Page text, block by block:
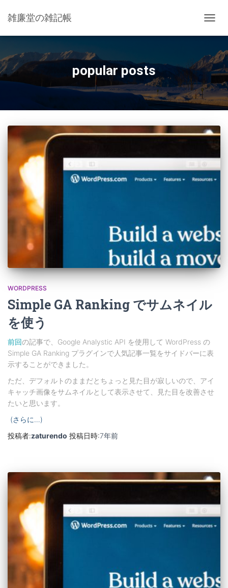
雑廉堂の雑記帳
ビ
ー
シ
ョ
ン
を
切
え
popular posts
WORDPRESS
Simple GA Ranking でサムネイル
を使う
前回の記事で、Google Analystic API を使用して WordPress の
Simple GA Ranking プラグインで人気記事一覧をサイドバーに表
示することができました。
ただ、デフォルトのままだとちょっと見た目が寂しいので、アイ
キャッチ画像をサムネイルとして表示させて、見た目を改善させ
たいと思います。
(さらに…)
投稿者:zaturendo 投稿日時:7年前